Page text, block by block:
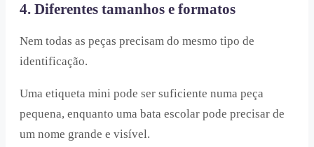
4. Diferentes tamanhos e formatos
Nem todas as peças precisam do mesmo tipo de
identificação.
Uma etiqueta mini pode ser suficiente numa peça
pequena, enquanto uma bata escolar pode precisar de
um nome grande e visível.